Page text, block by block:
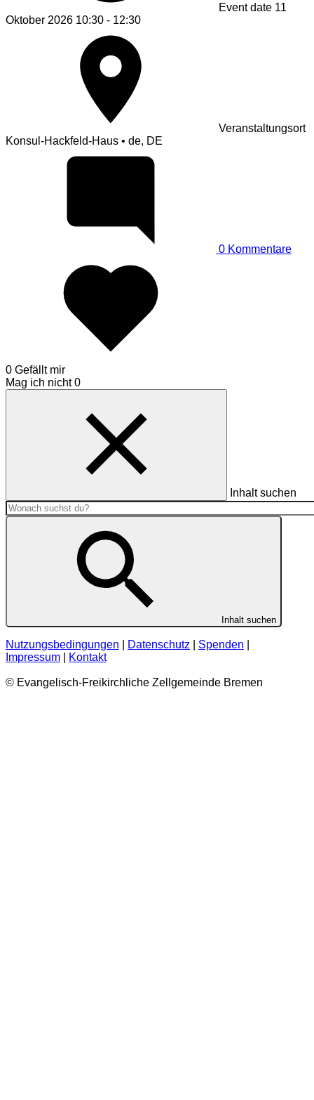
Event date 11
Oktober 2026 10:30 - 12:30
Veranstaltungsort
Konsul-Hackfeld-Haus • de, DE
0 Kommentare
0 Gefällt mir
Mag ich nicht 0
Inhalt suchen
Inhalt suchen
Nutzungsbedingungen Datenschutz Spenden
Impressum
Kontakt
© Evangelisch-Freikirchliche Zellgemeinde Bremen